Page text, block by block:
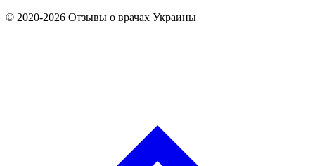
© 2020-2026 Отзывы о врачах Украины